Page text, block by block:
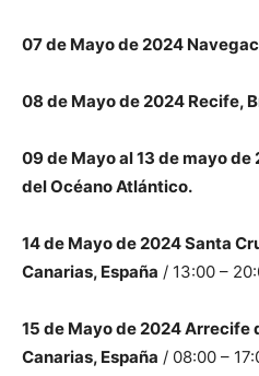
07 de Mayo de 2024
08 de Mayo de 2024 Recife,
09 de Mayo al 13 de mayo
del Océano Atlántico.
14 de Mayo de 2024 Santa
Canarias, España / 13:00 –
15 de Mayo de 2024 Arrecife
Canarias, España / 08:00 –